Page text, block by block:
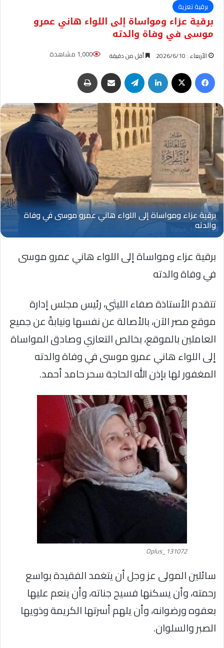
برقية تعزية
برقية عزاء ومواساة إلى اللواء هاني عمرو
موسى في وفاة والدته
الأربعاء : 2026/6/10 أقل من دقيقة
1,000 مشاهدة
فيسبوك
لينكدإن تيلقرام مشاركة عبر البريد
Oplus_131072
برقية عزاء ومواساة إلى اللواء هاني عمرو موسى
في وفاة والدته
تتقدم الأستاذة صفاء الليثي، رئيس مجلس إدارة
موقع مصر الآن، بالأصالة عن نفسها ونيابةً عن جميع
العاملين بالموقع، بخالص التعازي وصادق المواساة
إلى اللواء هاني عمرو موسى في وفاة والدته
المغفور لها بإذن الله الحاجة سحر حامد أحمد.
Oplus_131072
سائلين المولى عز وجل أن يتغمد الفقيدة بواسع
رحمته، وأن يسكنها فسيح جناته، وأن ينعم عليها
بعفوه ورضوانه، وأن يلهم أسرتها الكريمة وذويها
الصبر والسلوان.